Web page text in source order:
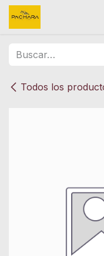
Ir al contenido
Todos los